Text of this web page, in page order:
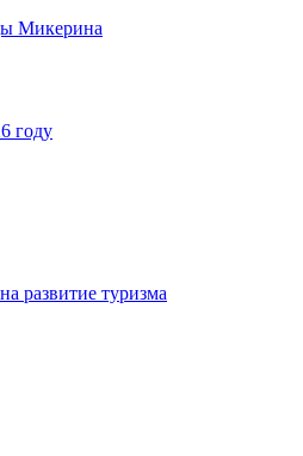
Микерина
году
развитие туризма